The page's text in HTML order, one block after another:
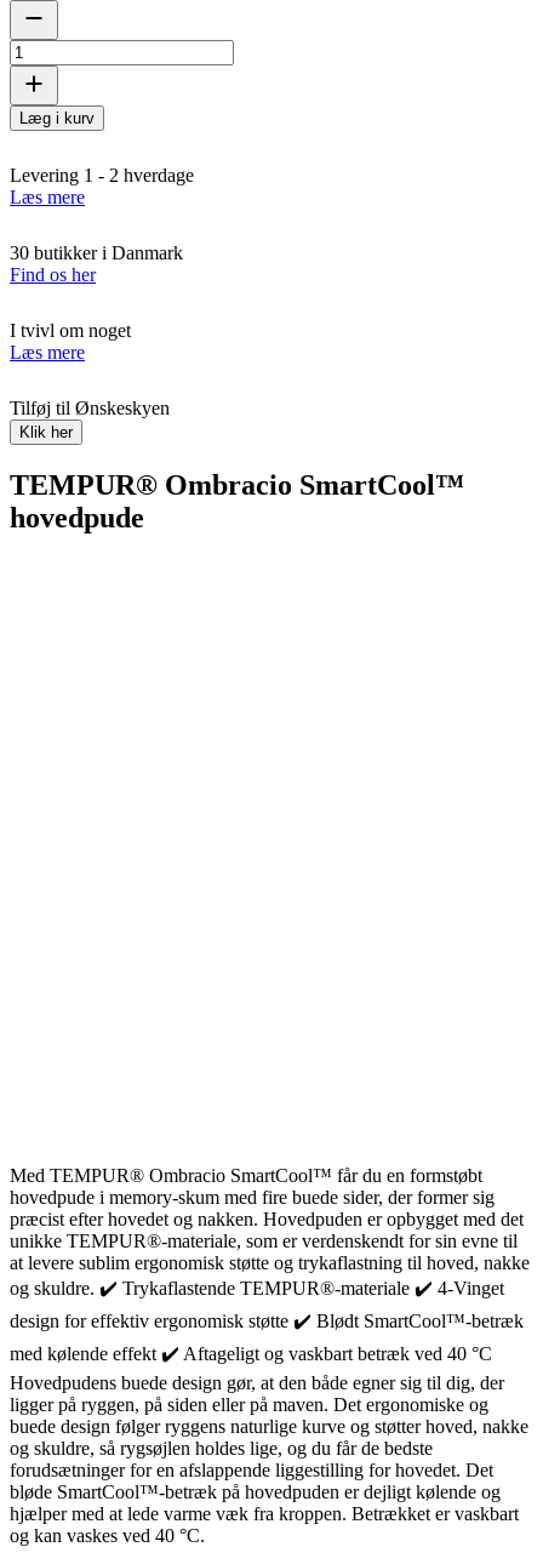
Læg i kurv
Levering 1 - 2 hverdage
Læs mere
30 butikker i Danmark
Find os her
I tvivl om noget
Læs mere
Tilføj til Ønskeskyen
Klik her
TEMPUR® Ombracio SmartCool™
hovedpude
Med TEMPUR® Ombracio SmartCool™ får du en formstøbt
hovedpude i memory-skum med fire buede sider, der former sig
præcist efter hovedet og nakken. Hovedpuden er opbygget med det
unikke TEMPUR®-materiale, som er verdenskendt for sin evne til
at levere sublim ergonomisk støtte og trykaflastning til hoved, nakke
og skuldre. ✔️ Trykaflastende TEMPUR®-materiale ✔️ 4-Vinget
design for effektiv ergonomisk støtte ✔️ Blødt SmartCool™-betræk
med kølende effekt ✔️ Aftageligt og vaskbart betræk ved 40 °C
Hovedpudens buede design gør, at den både egner sig til dig, der
ligger på ryggen, på siden eller på maven. Det ergonomiske og
buede design følger ryggens naturlige kurve og støtter hoved, nakke
og skuldre, så rygsøjlen holdes lige, og du får de bedste
forudsætninger for en afslappende liggestilling for hovedet. Det
bløde SmartCool™-betræk på hovedpuden er dejligt kølende og
hjælper med at lede varme væk fra kroppen. Betrækket er vaskbart
og kan vaskes ved 40 °C.